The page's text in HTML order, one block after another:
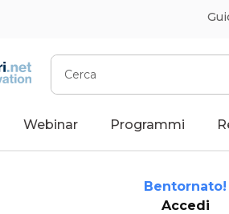
Cerca
Webinar Programmi
Bentornato!
Accedi